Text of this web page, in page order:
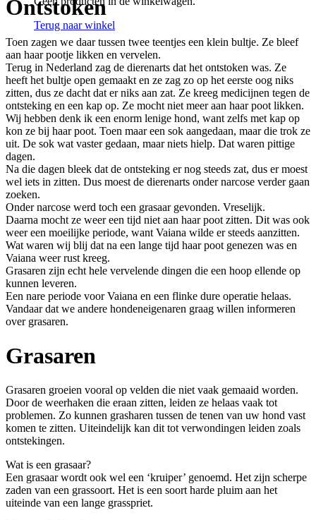
Terug naar winkel
Ontstoken
Toen zagen we daar tussen twee teentjes een klein bultje. Ze bleef
aan haar pootje likken en vervelen.
Terug in Nederland zag de dierenarts dat het ontstoken was. Ze
heeft het bultje open gemaakt en ze zag zo op het eerste oog niks
zitten, dus ze dacht dat er niks aan zat. Ze kreeg medicijnen tegen de
ontsteking en een kap op. Ze mocht niet meer aan haar poot likken.
Wij hebben denk ik een enorm lenige hond, want zelfs met kap op
kon ze bij haar poot. Toen maar een sok aangedaan, maar die trok ze
uit. De sok wat vaster gedaan, maar niets hielp. Dat waren pittige
dagen.
Na die dagen bleek dat de ontsteking er nog steeds zat, dus er moest
wel iets in zitten. Dus moest de dierenarts onder narcose verder gaan
zoeken.
Onder narcose werd toch een grasaar gevonden. Vreselijk.
Daarna mocht ze weer een tijd niet aan haar poot zitten. Dit was ook
weer een moeilijke periode, want Vaiana wilde er steeds aanzitten.
Wat waren wij blij dat na een lange tijd haar poot genezen was en
Vaiana weer rust kreeg.
Grasaren zijn echt hele vervelende dingen die een hoop ellende op
kunnen leveren.
Een nare periode voor Vaiana en een flinke dure operatie helaas.
Vandaar dat we andere hondeneigenaren graag willen informeren
over grasaren.
Grasaren
Grasaren groeien vooral op velden die niet vaak gemaaid worden.
Door de weerhaken die eraan zitten, leiden ze helaas vaak tot
problemen. Zo kunnen grasharen tussen de tenen van uw hond vast
komen te zitten. Uiteindelijk kan dit tot verwondingen leiden zoals
ontstekingen.
Wat is een grasaar?
Een grasaar wordt ook wel een ‘kruiper’ genoemd. Het zijn scherpe
zaden van een grassoort. Het is een soort harde pluim aan het
uiteinde van een lange grasspriet.